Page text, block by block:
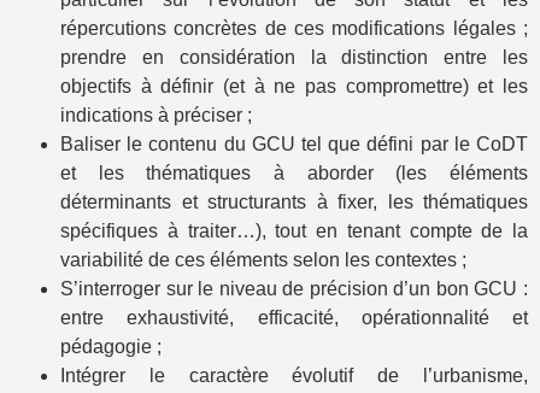
répercutions concrètes de ces modifications légales ;
prendre en considération la distinction entre les
objectifs à définir (et à ne pas compromettre) et les
indications à préciser ;
Baliser le contenu du GCU tel que défini par le CoDT
et les thématiques à aborder (les éléments
déterminants et structurants à fixer, les thématiques
spécifiques à traiter…), tout en tenant compte de la
variabilité de ces éléments selon les contextes ;
S’interroger sur le niveau de précision d’un bon GCU :
entre exhaustivité, efficacité, opérationnalité et
pédagogie ;
Intégrer le caractère évolutif de l’urbanisme,